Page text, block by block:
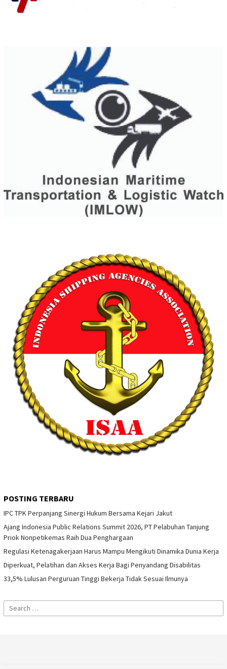
POSTING TERBARU
IPC TPK Perpanjang Sinergi Hukum Bersama Kejari Jakut
Ajang Indonesia Public Relations Summit 2026, PT Pelabuhan Tanjung
Priok Nonpetikemas Raih Dua Penghargaan
Regulasi Ketenagakerjaan Harus Mampu Mengikuti Dinamika Dunia Kerja
Diperkuat, Pelatihan dan Akses Kerja Bagi Penyandang Disabilitas
33,5% Lulusan Perguruan Tinggi Bekerja Tidak Sesuai Ilmunya
Search
for: